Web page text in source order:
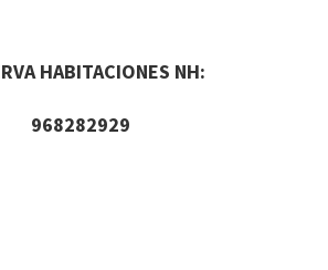
HABITACIONES NH:
968282929